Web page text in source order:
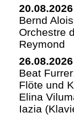
20.08.2026
Bernd
Orchestre
Reymond
26.08.2026
Beat
Flöte und
Elina
Iazia